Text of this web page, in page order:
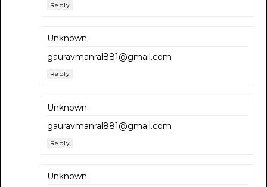
Reply
Unknown
gauravmanral881@gmail.com
Reply
Unknown
gauravmanral881@gmail.com
Reply
Unknown